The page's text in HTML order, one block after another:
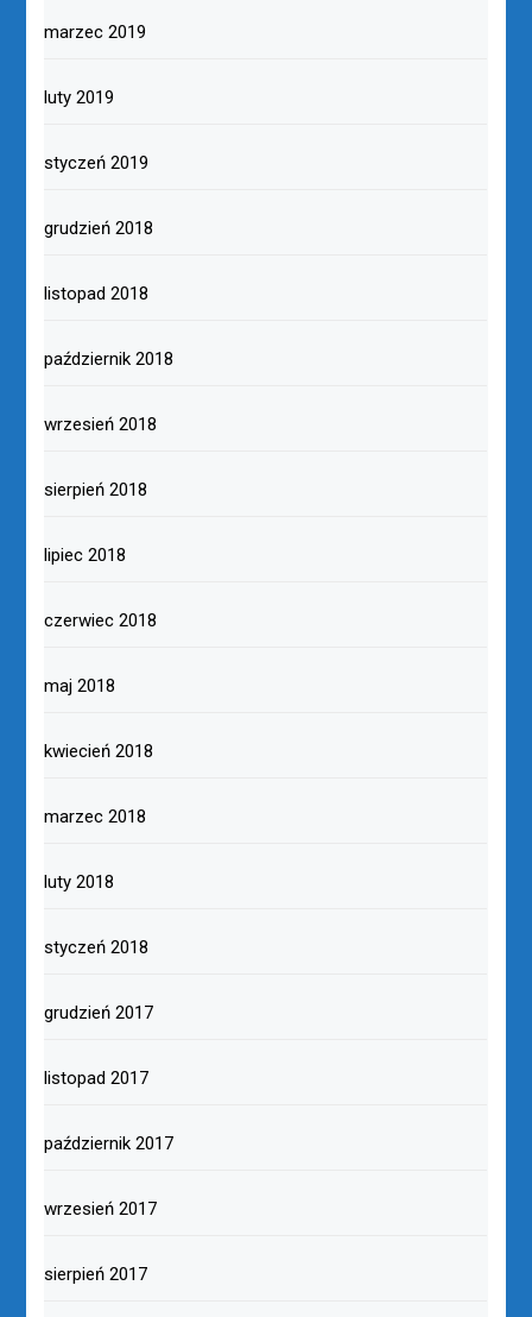
marzec 2019
luty 2019
styczeń 2019
grudzień 2018
listopad 2018
październik 2018
wrzesień 2018
sierpień 2018
lipiec 2018
czerwiec 2018
maj 2018
kwiecień 2018
marzec 2018
luty 2018
styczeń 2018
grudzień 2017
listopad 2017
październik 2017
wrzesień 2017
sierpień 2017